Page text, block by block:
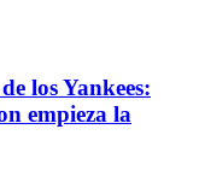
los Yankees:
empieza la